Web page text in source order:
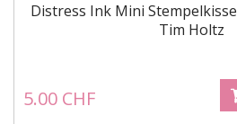
Distress Ink Mini
Tim Holtz
5.00 CHF